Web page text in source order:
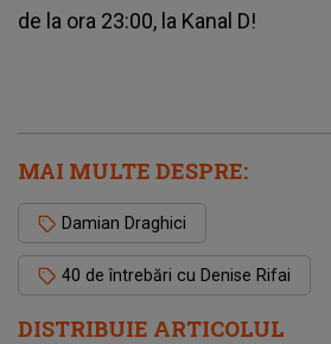
DISTRIBUIE ARTICOLUL
de la ora 23:00, la Kanal D!
MAI MULTE DESPRE:
Damian Draghici
40 de întrebări cu Denise Rifai